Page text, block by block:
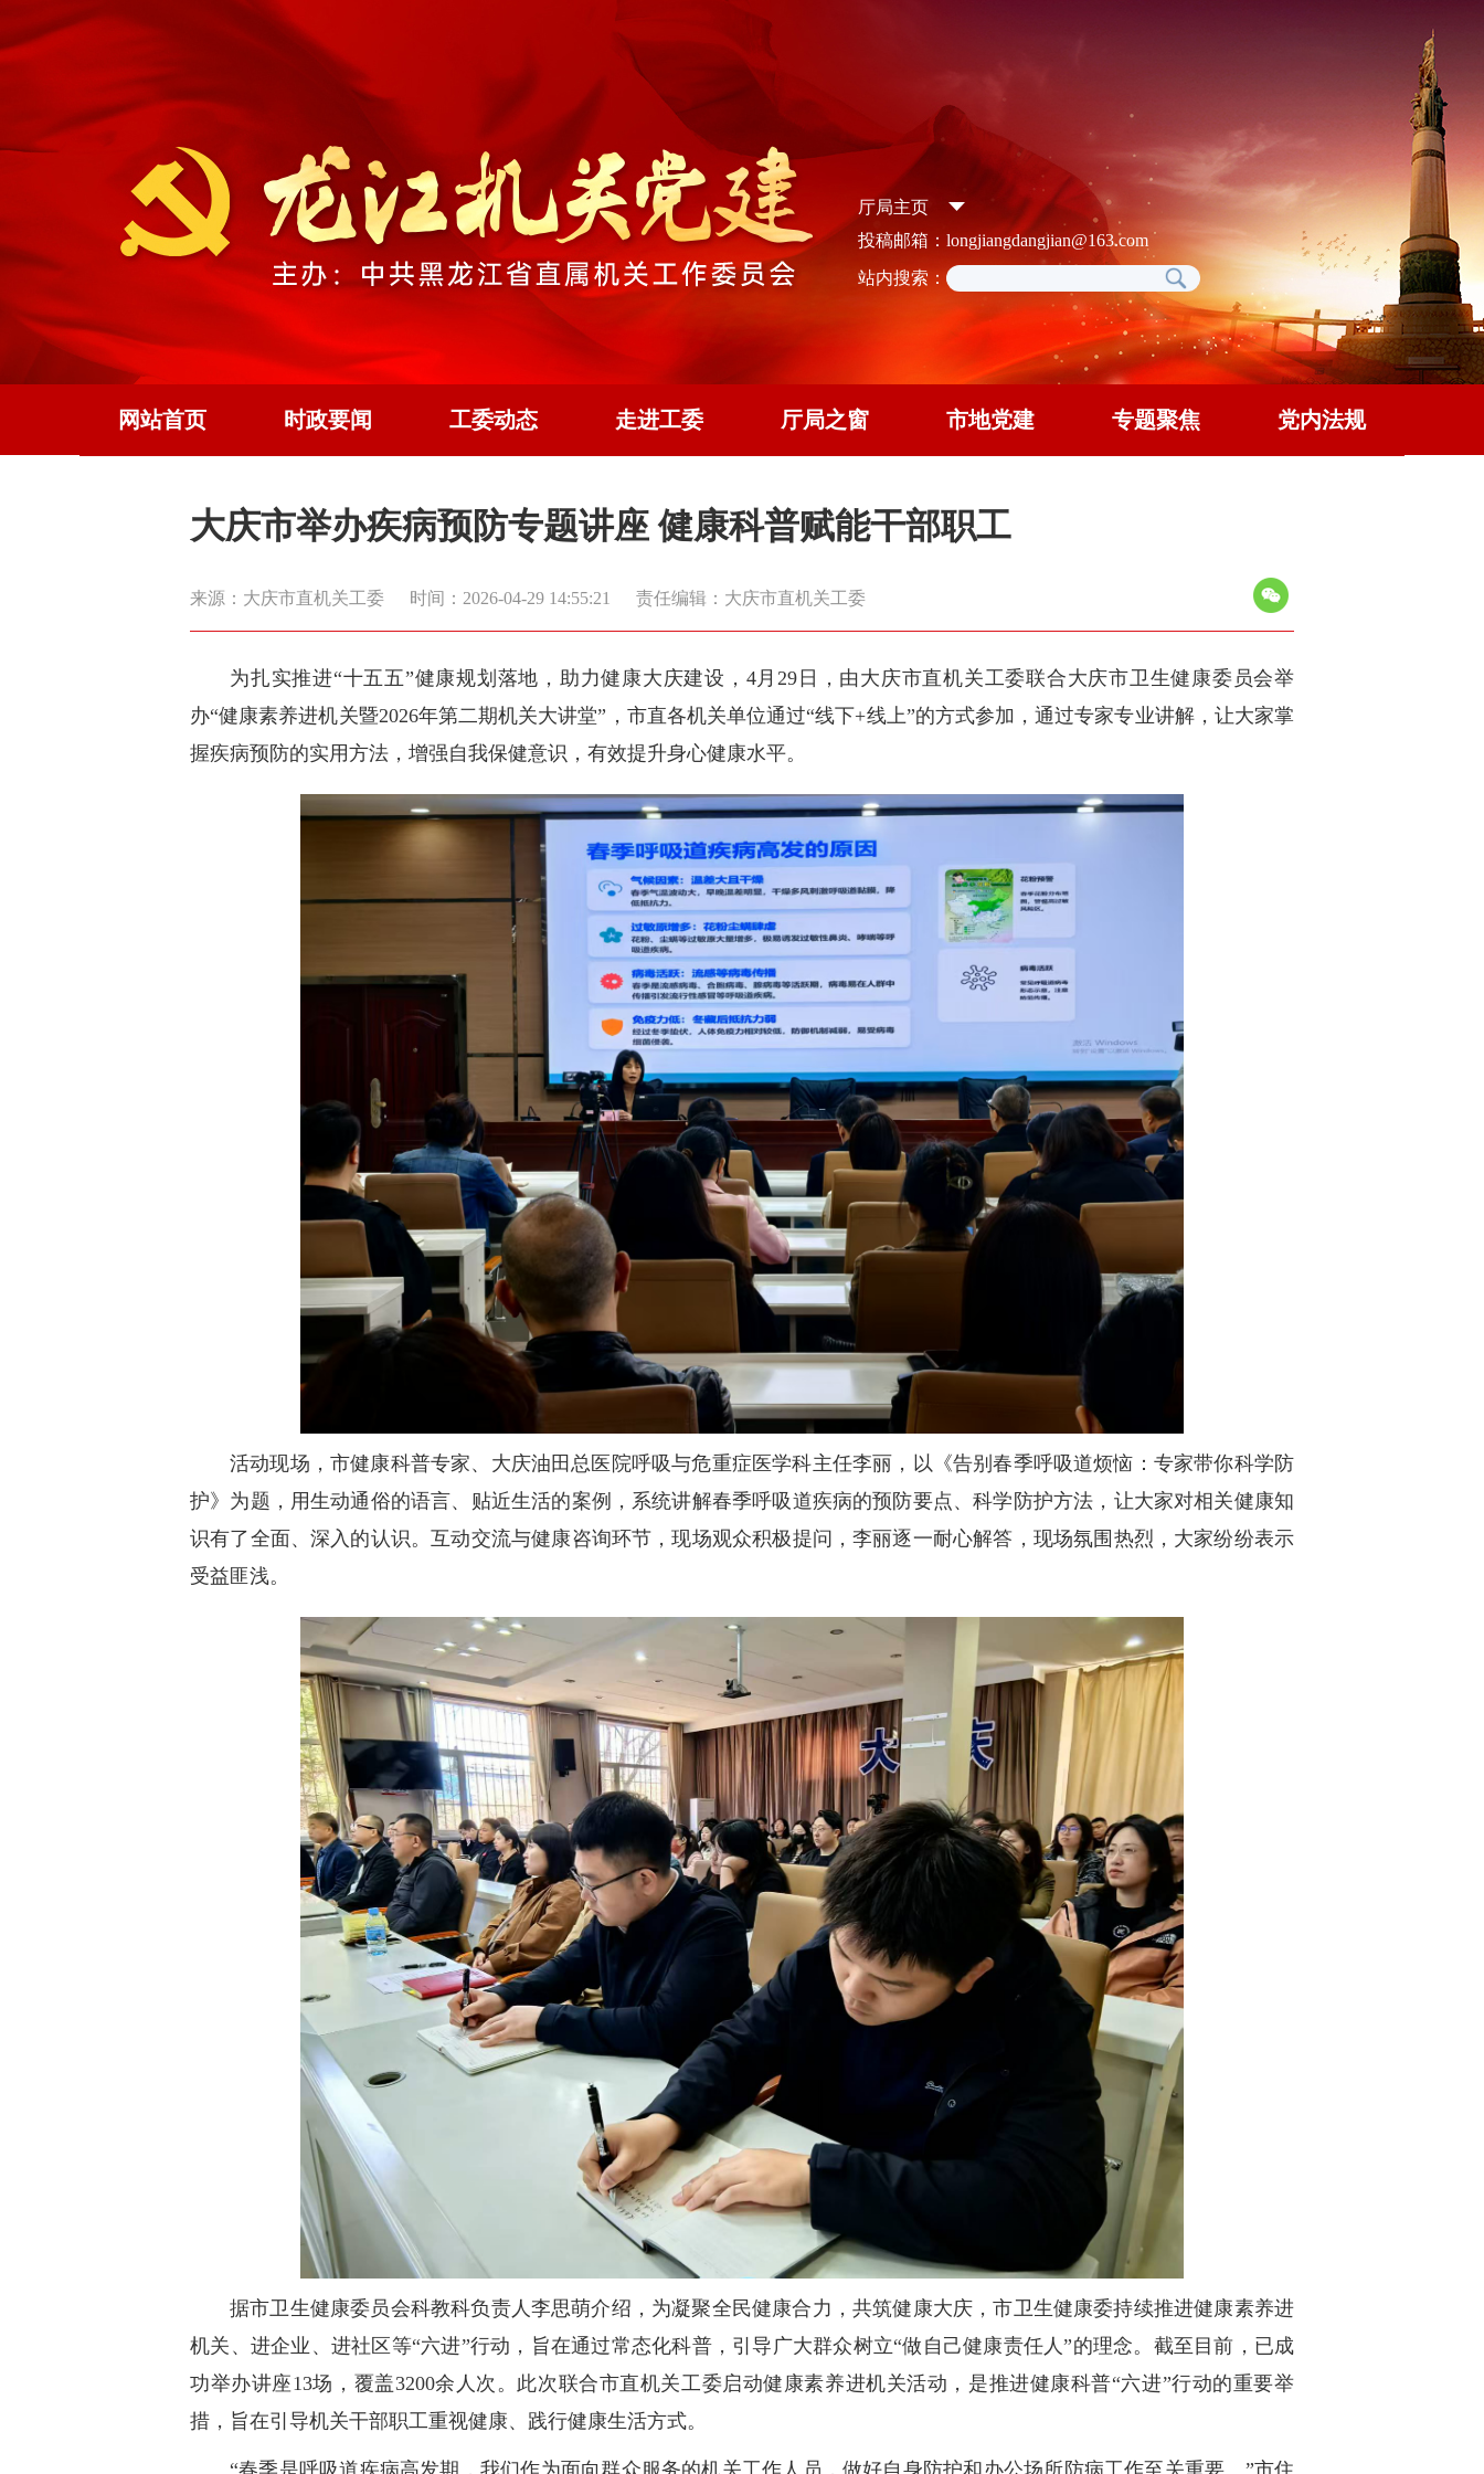
厅局主页
投稿邮箱：longjiangdangjian@163.com
站内搜索：
网站首页 时政要闻 工委动态 走进工委 厅局之窗 市地党建 专题聚焦 党内法规
大庆市举办疾病预防专题讲座 健康科普赋能干部职工
来源：大庆市直机关工委 时间：2026-04-29 14:55:21 责任编辑：大庆市直机关工委
为扎实推进“十五五”健康规划落地，助力健康大庆建设，4月29日，由大庆市直机关工委联合大庆市卫生健康委员会举
办“健康素养进机关暨2026年第二期机关大讲堂”，市直各机关单位通过“线下+线上”的方式参加，通过专家专业讲解，让大家掌
握疾病预防的实用方法，增强自我保健意识，有效提升身心健康水平。
活动现场，市健康科普专家、大庆油田总医院呼吸与危重症医学科主任李丽，以《告别春季呼吸道烦恼：专家带你科学防
护》为题，用生动通俗的语言、贴近生活的案例，系统讲解春季呼吸道疾病的预防要点、科学防护方法，让大家对相关健康知
识有了全面、深入的认识。互动交流与健康咨询环节，现场观众积极提问，李丽逐一耐心解答，现场氛围热烈，大家纷纷表示
受益匪浅。
据市卫生健康委员会科教科负责人李思萌介绍，为凝聚全民健康合力，共筑健康大庆，市卫生健康委持续推进健康素养进
机关、进企业、进社区等“六进”行动，旨在通过常态化科普，引导广大群众树立“做自己健康责任人”的理念。截至目前，已成
功举办讲座13场，覆盖3200余人次。此次联合市直机关工委启动健康素养进机关活动，是推进健康科普“六进”行动的重要举
措，旨在引导机关干部职工重视健康、践行健康生活方式。